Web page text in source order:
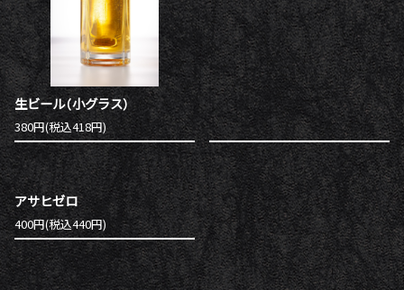
生ビール（小グラス）
380円(税込418円)
アサヒゼロ
400円(税込440円)